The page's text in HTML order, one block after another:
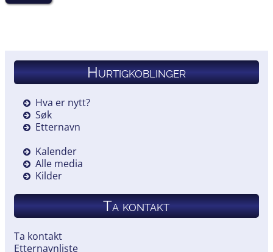
Hurtigkoblinger
Hva er nytt?
Søk
Etternavn
Kalender
Alle media
Kilder
Ta kontakt
Ta kontakt
Etternavnliste